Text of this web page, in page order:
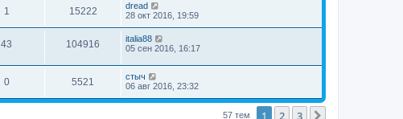
1 15222
dread
28 окт 2016, 19:59
43 104916
italia88
05 сен 2016, 16:17
0 5521
стыч
06 авг 2016, 23:32
57 тем 1 2 3